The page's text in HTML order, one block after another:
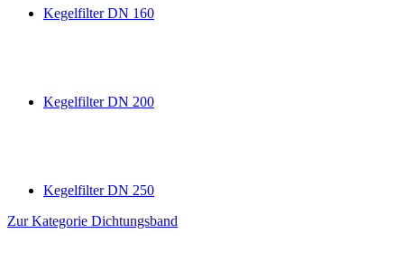
Kegelfilter DN 160
Kegelfilter DN 200
Kegelfilter DN 250
Zur Kategorie Dichtungsband